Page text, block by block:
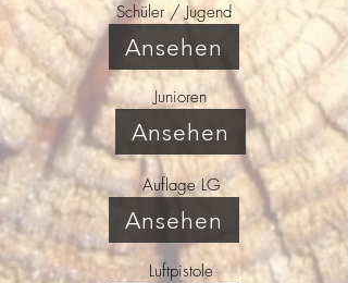
Schüler / Jugend
Ansehen
Junioren
Ansehen
Auflage LG
Ansehen
Luftpistole